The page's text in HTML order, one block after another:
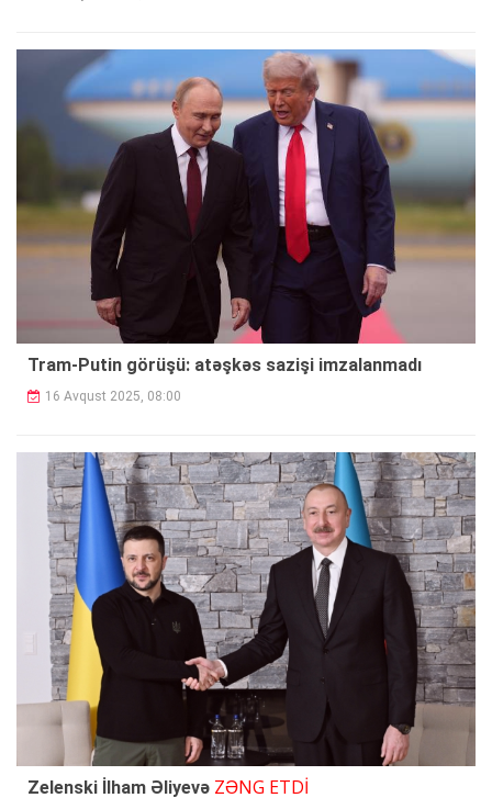
Tram-Putin görüşü: atəşkəs sazişi imzalanmadı
16 Avqust 2025, 08:00
Zelenski İlham Əliyevə ZƏNG ETDİ